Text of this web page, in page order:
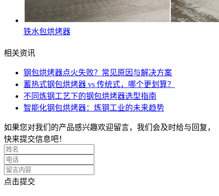
铁水包烘烤器
相关资讯
钢包烘烤器点火失败？常见原因与解决方案
蓄热式钢包烘烤器 vs 传统式，哪个更划算？
不同炼钢工艺下的钢包烘烤器选型指南
智能化钢包烘烤器：炼钢工业的未来趋势
如果您对我们的产品感兴趣欢迎留言，我们会及时给与回复，
快来提交信息吧！
点击提交